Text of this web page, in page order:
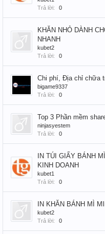
Trả lời:
0
KHĂN NHỎ DÀNH
NHANH
kubet2
Trả lời:
0
Chi phí, Địa chỉ chữa
bigame9337
Trả lời:
0
Top 3 Phần mềm
ninjasyestem
Trả lời:
0
IN TÚI GIẤY BÁNH
KINH DOANH
kubet1
Trả lời:
0
IN KHĂN BÁNH MÌ
kubet2
Trả lời:
0